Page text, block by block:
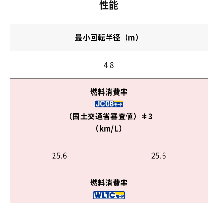
性能
最小回転半径（m）
4.8
燃料消費率
（国土交通省審査値）＊3
（km/L）
25.6 25.6
燃料消費率